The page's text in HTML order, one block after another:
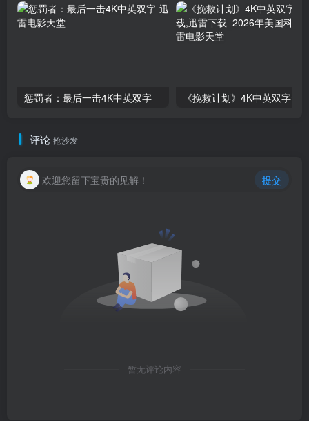
惩罚者：最后一击4K中英双字
评论 抢沙发
欢迎您留下宝贵的见解！ 提交
暂无评论内容